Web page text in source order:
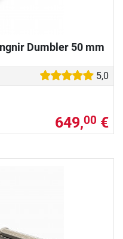
Dumbler 50 mm
5,0
649,00 €